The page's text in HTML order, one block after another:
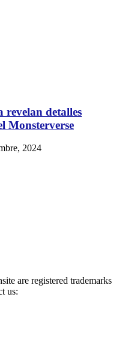
revelan detalles
Monsterverse
2024
are registered trademarks
us: